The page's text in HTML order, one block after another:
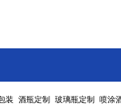
装 酒瓶定制 玻璃瓶定制 喷涂